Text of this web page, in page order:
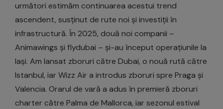
următori estimăm continuarea acestui trend
ascendent, susținut de rute noi și investiții în
infrastructură. În 2025, două noi companii –
Animawings și flydubai – și-au început operațiunile la
Iași. Am lansat zboruri către Dubai, o nouă rută către
Istanbul, iar Wizz Air a introdus zboruri spre Praga și
Valencia. Orarul de vară a adus în premieră zboruri
charter către Palma de Mallorca, iar sezonul estival